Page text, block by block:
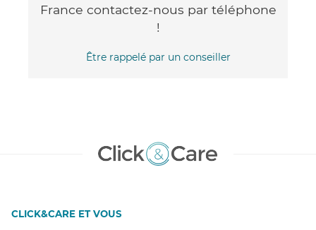
France contactez-nous par téléphone
!
Être rappelé par un conseiller
CLICK&CARE ET VOUS